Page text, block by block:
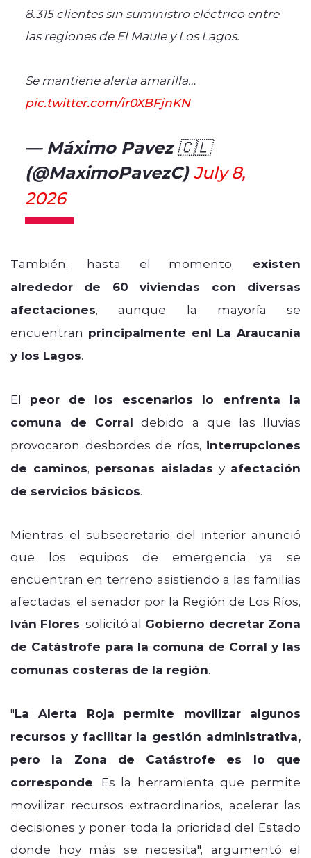
8.315 clientes sin suministro eléctrico entre
las regiones de El Maule y Los Lagos.
Se mantiene alerta amarilla…
pic.twitter.com/ir0XBFjnKN
— Máximo Pavez 🇨🇱
(@MaximoPavezC)July 8,
2026
También, hasta el momento, existen
alrededor de 60 viviendas con diversas
afectaciones, aunque la mayoría se
encuentran principalmente enl La Araucanía
y los Lagos.
El peor de los escenarios lo enfrenta la
comuna de Corral debido a que las lluvias
provocaron desbordes de ríos, interrupciones
de caminos, personas aisladas y afectación
de servicios básicos.
Mientras el subsecretario del interior anunció
que los equipos de emergencia ya se
encuentran en terreno asistiendo a las familias
afectadas, el senador por la Región de Los Ríos,
Iván Flores, solicitó al Gobierno decretar Zona
de Catástrofe para la comuna de Corral y las
comunas costeras de la región.
"La Alerta Roja permite movilizar algunos
recursos y facilitar la gestión administrativa,
pero la Zona de Catástrofe es lo que
corresponde. Es la herramienta que permite
movilizar recursos extraordinarios, acelerar las
decisiones y poner toda la prioridad del Estado
donde hoy más se necesita", argumentó el